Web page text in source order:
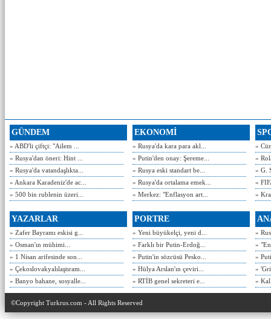
GÜNDEM
» ABD'li çiftçi: "Ailem ...
» Rusya'dan öneri: Hint ...
» Rusya'da vatandaşlıkta...
» Ankara Karadeniz'de ac...
» 500 bin rublenin üzeri...
EKONOMİ
» Rusya'da kara para akl...
» Putin'den onay: Şereme...
» Rusya eski standart be...
» Rusya'da ortalama emek...
» Merkez: "Enflasyon art...
»
»
» G.
»
»
YAZARLAR
» Zafer Bayramı eskisi g...
» Osman'ın mühimi...
» 1 Nisan arifesinde son...
» Çekoslovakyalılaştıram...
» Banyo bahane, sosyalle...
PORTRE
» Yeni büyükelçi, yeni d...
» Farklı bir Putin-Erdoğ...
» Putin'in sözcüsü Pesko...
» Hülya Arslan'ın çeviri...
» RTİB genel sekreteri e...
»
»
»
»
»
©Copyright Turkrus.com - All Rights Reserved